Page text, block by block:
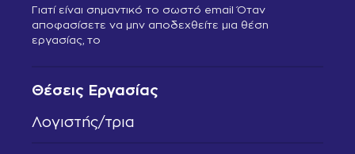
Θέσεις Εργασίας
Λογιστής/τρια
Γιατί είναι σημαντικό το σωστό email Όταν
αποφασίσετε να μην αποδεχθείτε μια θέση
εργασίας, το